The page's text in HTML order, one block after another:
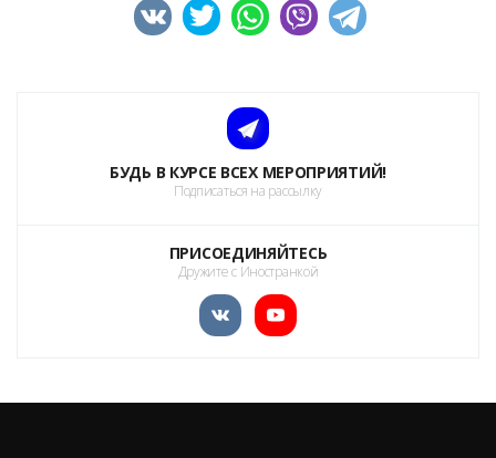
БУДЬ В КУРСЕ ВСЕХ МЕРОПРИЯТИЙ!
Подписаться на рассылку
ПРИСОЕДИНЯЙТЕСЬ
Дружите с Иностранкой